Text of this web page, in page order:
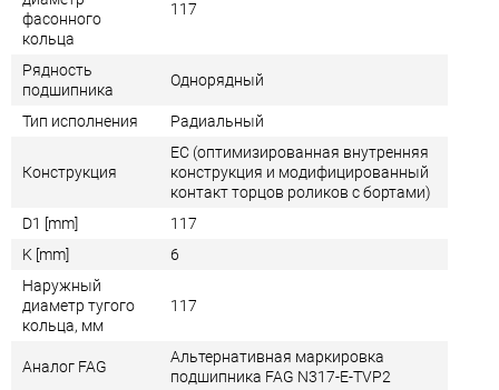
фасонного
кольца
117
Рядность
подшипника
Однорядный
Тип исполнения Радиальный
Конструкция
EC (оптимизированная внутренняя
конструкция и модифицированный
контакт торцов роликов с бортами)
D1 [mm]
117
K [mm]
6
Наружный
диаметр тугого
кольца, мм
117
Аналог FAG
Альтернативная маркировка
подшипника FAG N317-E-TVP2